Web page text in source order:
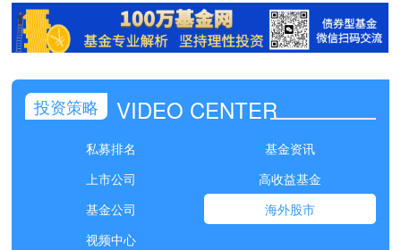
投资策略 VIDEO CENTER
私募排名
基金资讯
上市公司
高收益基金
基金公司
海外股市
视频中心